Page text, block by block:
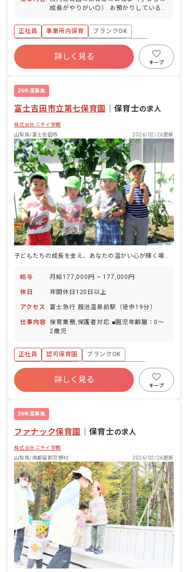
成長がやりがい◎） お預かりしている子
食事・睡眠・排泄・清潔・衣類の着脱等
・集団生活を通じた社会性の装着 ・行事
の計画・実行、お知らせの作成
正社員 事業所内保育
ブランクOK
ボーナス・賞与あり
社会保険完備
有給
福利厚生充実
退職金制度
昇給昇進あり
詳しく見る
キープ
26年度募集
富士吉田市立第七保育園 保育士の求人
株式会社ニチイ学館
山梨県/富士吉田市
2026/02/26更新
子どもたちの成長を支え、あなたの温かい心が輝く場所。一緒に素敵な未来を育みませんか？
給与 月給177,000円 ~ 177,000円
休日 年間休日120日以上
アクセス 富士急行 葭池温泉前駅（徒歩19分）
仕事内容 保育業務,保護者対応 ■園児年齢層：0～
2歳児
正社員 認可保育園
ブランクOK
ボーナス・賞与あり
年間休日120日以上
社会保険完備
有給
福利厚生充実
詳しく見る
キープ
26年度募集
ファナック保育園 保育士の求人
株式会社ニチイ学館
山梨県/南都留郡忍野村
2026/02/26更新